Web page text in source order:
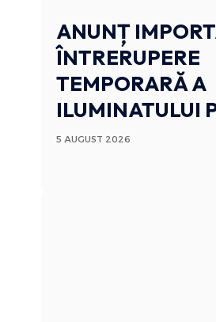
ANUNȚ
ÎNTRERUPERE
TEMPORARĂ A
ILUMINATULUI
5 AUGUST 2026